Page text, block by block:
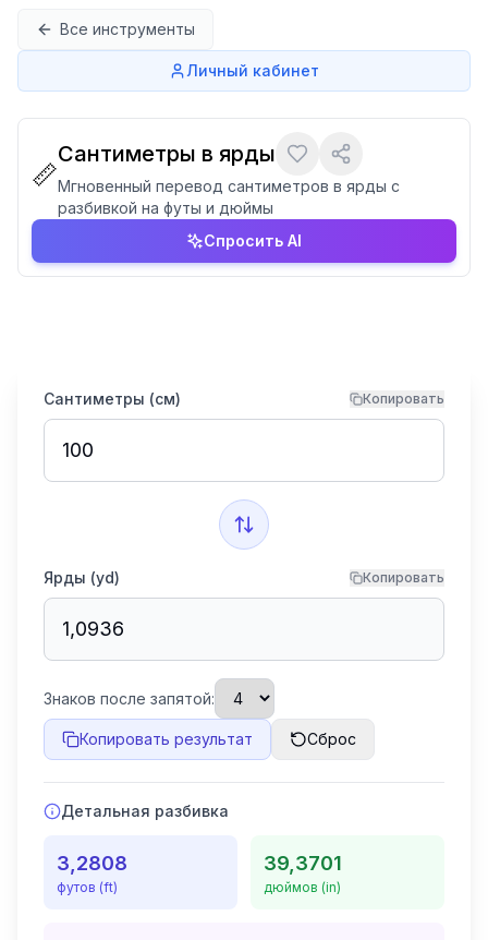
Все инструменты
Личный кабинет
📏
Сантиметры в ярды
Мгновенный перевод сантиметров в ярды с
разбивкой на футы и дюймы
Спросить AI
Сантиметры (см) Копировать
Ярды (yd) Копировать
Знаков после запятой:
Копировать результат Сброс
Детальная разбивка
3,2808
футов (ft)
39,3701
дюймов (in)